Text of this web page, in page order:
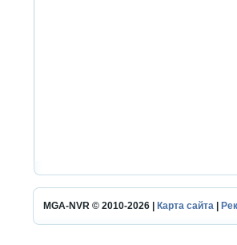
MGA-NVR © 2010-2026 |Карта сайта |